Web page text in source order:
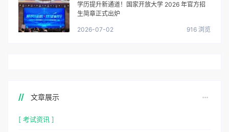
学历提升新通道！国家开放大学 2026 年官方招
生简章正式出炉
2026-07-02 916 浏览
文章展示
[ 考试资讯 ]